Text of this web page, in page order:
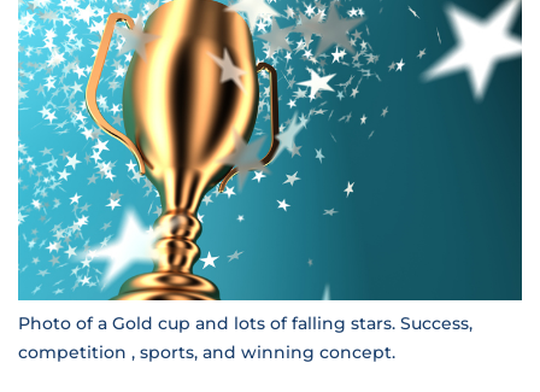
Photo of a Gold cup and lots of falling stars. Success,
competition , sports, and winning concept.